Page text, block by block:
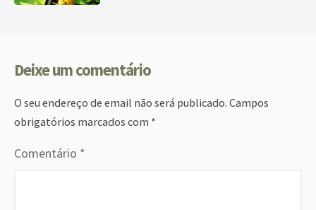
Deixe um comentário
O seu endereço de email não será publicado. Campos
obrigatórios marcados com *
Comentário *